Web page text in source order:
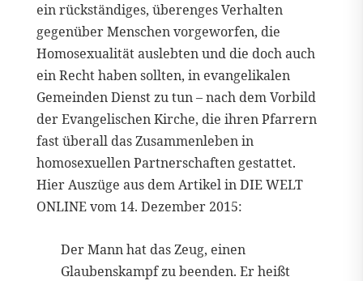
ein rückständiges, überenges Verhalten
gegenüber Menschen vorgeworfen, die
Homosexualität auslebten und die doch auch
ein Recht haben sollten, in evangelikalen
Gemeinden Dienst zu tun – nach dem Vorbild
der Evangelischen Kirche, die ihren Pfarrern
fast überall das Zusammenleben in
homosexuellen Partnerschaften gestattet.
Hier Auszüge aus dem Artikel in DIE WELT
ONLINE vom 14. Dezember 2015:
Der Mann hat das Zeug, einen
Glaubenskampf zu beenden. Er heißt